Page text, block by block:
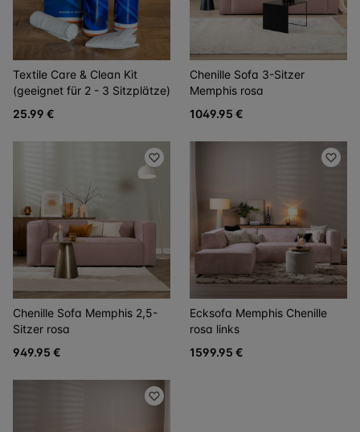
Textile Care & Clean Kit
(geeignet für 2 - 3 Sitzplätze)
25.99 €
Chenille Sofa 3-Sitzer
Memphis rosa
1049.95 €
Chenille Sofa Memphis 2,5-
Sitzer rosa
949.95 €
Ecksofa Memphis Chenille
rosa links
1599.95 €